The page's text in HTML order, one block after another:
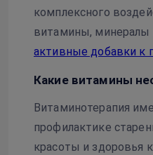
комплексного
витамины, минералы
активные добавки к
Какие витамины
Витаминотерапия
профилактике
красоты и здоровья